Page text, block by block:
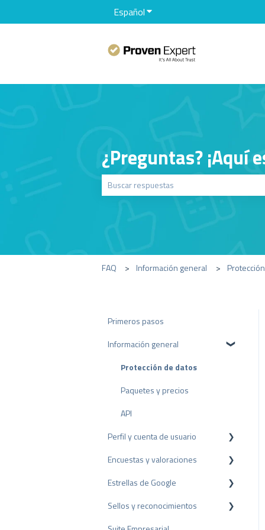
EspañolTraducciones de Mostrar
¿Preguntas? ¡Aquí
FAQ Información general
Primeros pasos
Información general
Protección de datos
Paquetes y precios
API
Perfil y cuenta de usuario
Configuración del perfil
Cuenta de usuario
Facturación
Encuestas y valoraciones
Reseñas
Encuestas
Estrellas de Google
Rich Snippet
Sellos y reconocimientos